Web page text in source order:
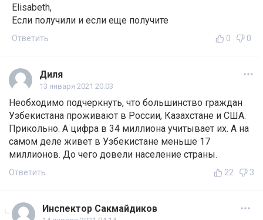
Elisabeth,
Если получили и если еще получите
Ответить 0 0
Диля
13 января 2021 20:03
Необходимо подчеркнуть, что большинство граждан
Узбекистана проживают в России, Казахстане и США.
Прикольно. А цифра в 34 миллиона учитывает их. А на
самом деле живет в Узбекистане меньше 17
миллионов. До чего довели население страны.
Ответить 22 3
Инспектор Сакмайдиков